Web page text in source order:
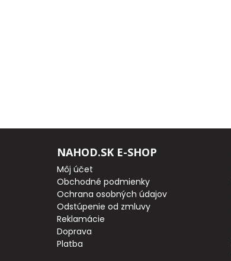
NAHOD.SK E-SHOP
Môj účet
Obchodné podmienky
Ochrana osobných údajov
Odstúpenie od zmluvy
Reklamácie
Doprava
Platba
PRÍVLAČOVÉ